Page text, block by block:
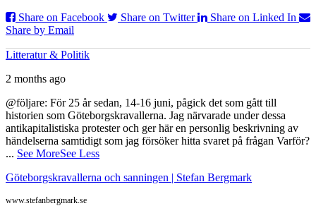
Share on Facebook
Share on Twitter
Share on Linked In
Share by Email
Litteratur & Politik
2 months ago
@följare: För 25 år sedan, 14-16 juni, pågick det som gått till
historien som Göteborgskravallerna. Jag närvarade under dessa
antikapitalistiska protester och ger här en personlig beskrivning av
händelserna samtidigt som jag försöker hitta svaret på frågan Varför?
... See MoreSee Less
Göteborgskravallerna och sanningen | Stefan Bergmark
www.stefanbergmark.se